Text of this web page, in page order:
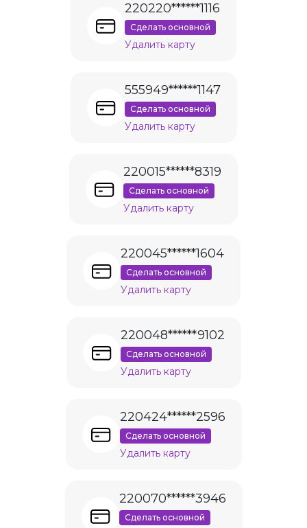
220220******1116
Сделать основной
Удалить карту
555949******1147
Сделать основной
Удалить карту
220015******8319
Сделать основной
Удалить карту
220045******1604
Сделать основной
Удалить карту
220048******9102
Сделать основной
Удалить карту
220424******2596
Сделать основной
Удалить карту
220070******3946
Сделать основной